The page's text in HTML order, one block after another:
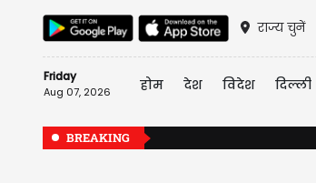
राज्य चुनें
Friday
Aug 07, 2026 होम देश विदेश दिल्ली
BREAKING